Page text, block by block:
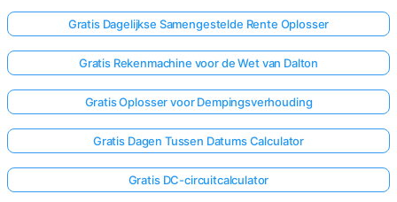
Gratis Dagelijkse Samengestelde Rente Oplosser
Gratis Rekenmachine voor de Wet van Dalton
Gratis Oplosser voor Dempingsverhouding
Gratis Dagen Tussen Datums Calculator
Gratis DC-circuitcalculator